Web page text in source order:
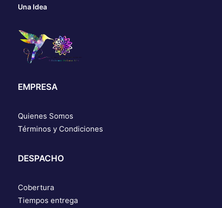
Una Idea
EMPRESA
Quienes Somos
Términos y Condiciones
DESPACHO
Cobertura
Tiempos entrega